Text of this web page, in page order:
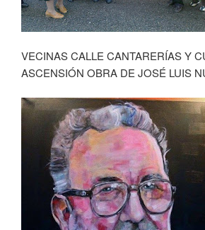
VECINAS CALLE CANTARERÍAS Y
ASCENSIÓN OBRA DE JOSÉ LUIS